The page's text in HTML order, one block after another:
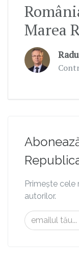
Marea
Primește cele
autorilor.